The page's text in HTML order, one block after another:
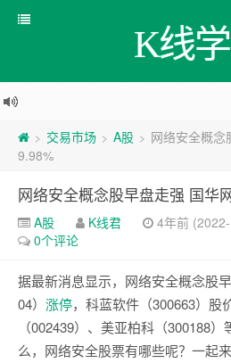
K线
> 交易市场 > A股 > 网络安全概念
9.98%
网络安全概念股早盘走强 国华
A股 K线君 4年前
0个评论
据最新消息显示，网络安全概念股
04） 涨停，科蓝软件（300663）股
（002439）、美亚柏科（300188
么，网络安全股票有哪些呢？一起来